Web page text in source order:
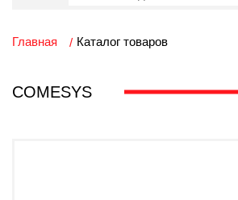
Главная Каталог товаров
COMESYS